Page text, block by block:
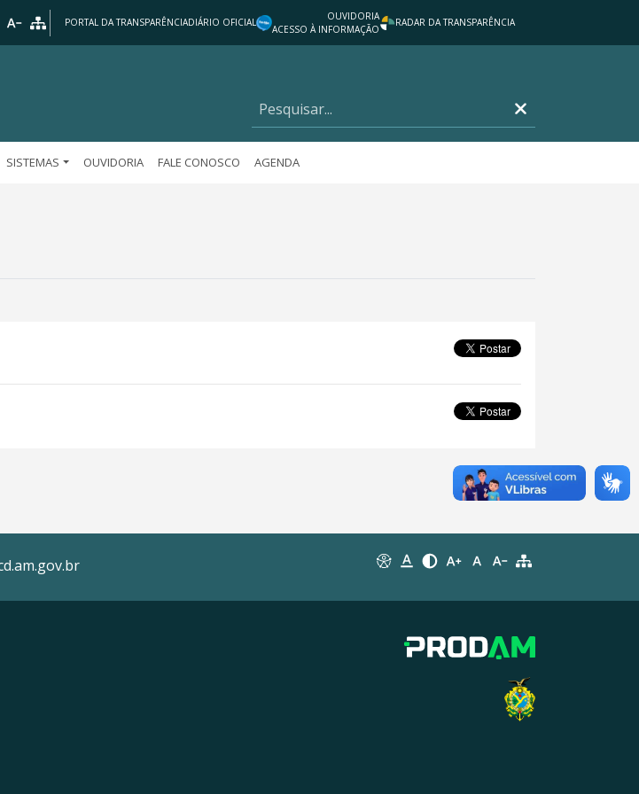
PORTAL DA TRANSPARÊNCIADIÁRIO OFICIAL
OUVIDORIA
ACESSO À INFORMAÇÃO
RADAR DA TRANSPARÊNCIA
SISTEMAS OUVIDORIA FALE CONOSCO AGENDA